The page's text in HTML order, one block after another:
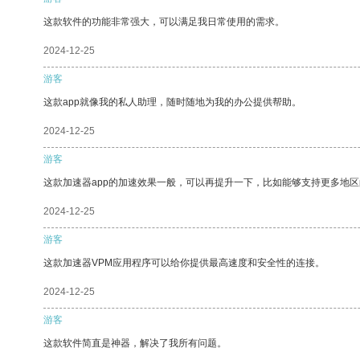
这款软件的功能非常强大，可以满足我日常使用的需求。
2024-12-25
游客
这款app就像我的私人助理，随时随地为我的办公提供帮助。
2024-12-25
游客
这款加速器app的加速效果一般，可以再提升一下，比如能够支持更多地区
2024-12-25
游客
这款加速器VPM应用程序可以给你提供最高速度和安全性的连接。
2024-12-25
游客
这款软件简直是神器，解决了我所有问题。